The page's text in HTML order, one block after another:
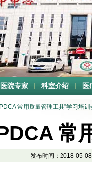
医院专家 科室介绍 医
常用质量管理工具”学习培训
常
发布时间：2018-05-